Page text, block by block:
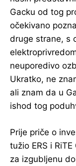
Gacku od tog
očekivano
druge strane, s
neuporedivo
Ukratko, ne
ali znam da u
ishod tog
Prije priče o
tužio ERS i
za izgubljenu